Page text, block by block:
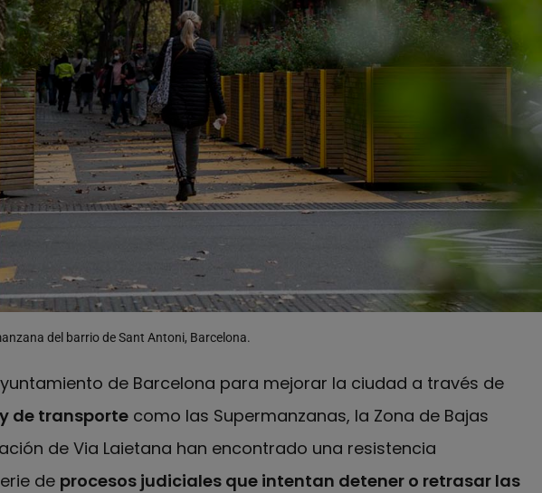
del barrio de Sant Antoni, Barcelona.
de Barcelona para mejorar la ciudad a través de
de transportecomo las Supermanzanas, la Zona de Bajas
de Via Laietana han encontrado una resistencia
de procesos judiciales que intentan detener o retrasar las